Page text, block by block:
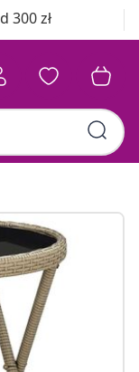
Darmowa dostawa od 300 zł